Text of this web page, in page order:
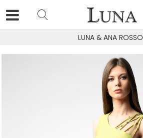
LUNA & ANA ROSSO